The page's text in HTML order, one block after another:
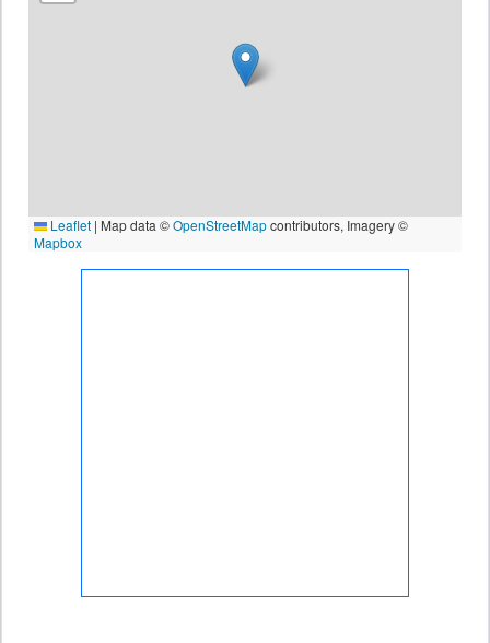
Leaflet | Map data ©OpenStreetMapcontributors, Imagery ©
Mapbox